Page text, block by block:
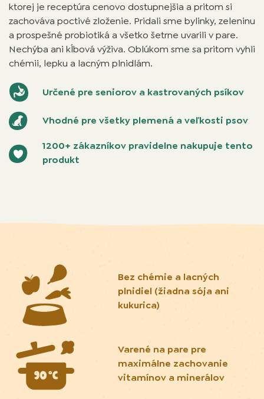
ktorej je receptúra cenovo dostupnejšia a pritom si
zachováva poctivé zloženie. Pridali sme bylinky, zeleninu
a prospešné probiotiká a všetko šetrne uvarili v pare.
Nechýba ani kĺbová výživa. Oblúkom sme sa pritom vyhli
chémii, lepku a lacným plnidlám.
Určené pre seniorov a kastrovaných psíkov
Vhodné pre všetky plemená a veľkosti psov
1200+ zákazníkov pravidelne nakupuje tento
produkt
Bez chémie a lacných
plnidiel (žiadna sója ani
kukurica)
Varené na pare pre
maximálne zachovanie
vitamínov a minerálov